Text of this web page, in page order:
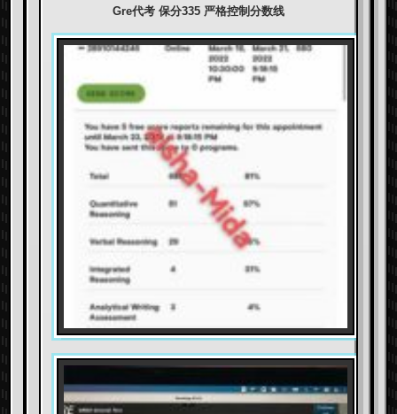
Gre代考 保分335 严格控制分数线